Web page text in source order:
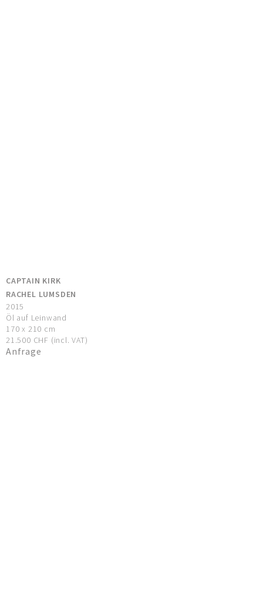
CAPTAIN KIRK
RACHEL LUMSDEN
2015
Öl auf Leinwand
170 x 210 cm
21.500 CHF (incl. VAT)
Anfrage